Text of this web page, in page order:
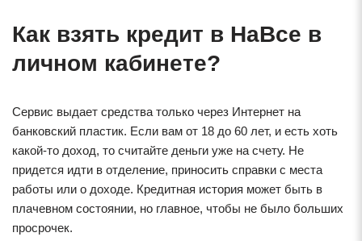
Как взять кредит в НаВсе в
личном кабинете?
Сервис выдает средства только через Интернет на
банковский пластик. Если вам от 18 до 60 лет, и есть хоть
какой-то доход, то считайте деньги уже на счету. Не
придется идти в отделение, приносить справки с места
работы или о доходе. Кредитная история может быть в
плачевном состоянии, но главное, чтобы не было больших
просрочек.